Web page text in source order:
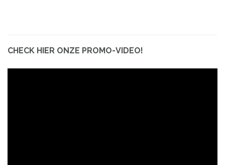
CHECK HIER ONZE PROMO-VIDEO!